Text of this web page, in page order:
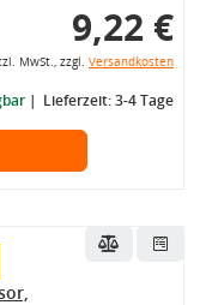
9,22 €
MwSt., zzgl. Versandkosten
Lieferzeit: 3-4 Tage